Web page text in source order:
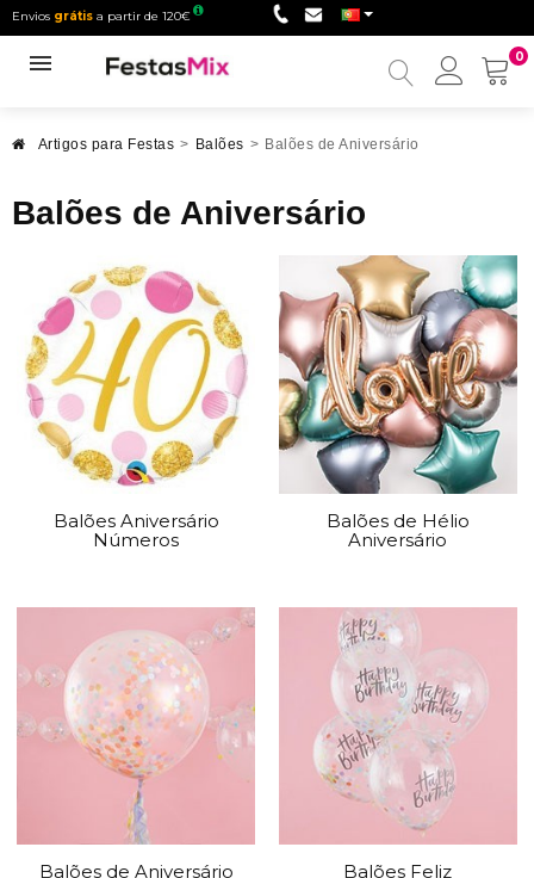
Envios grátis a partir de 120€
0
Minha
Artigos para Festas > Balões > Balões de Aniversário
Balões de Aniversário
Balões Aniversário
Números
Balões de Hélio
Aniversário
Balões de Aniversário
Balões Feliz